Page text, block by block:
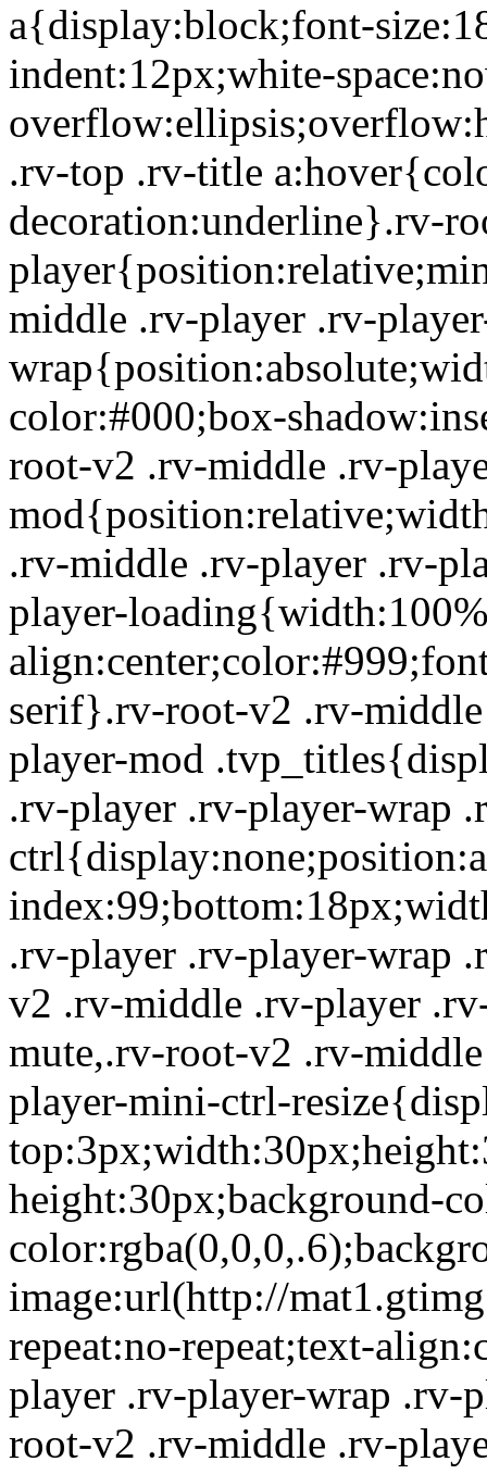
a{display:block;font-
indent:12px;white-
.rv-top .rv-title
decoration:underline}.rv-
middle .rv-player .rv-
color:#000;box-
root-v2 .rv-middle .rv-
.rv-middle .rv-player .rv-
player-
serif}.rv-root-v2 .rv-
player-mod
.rv-player .rv-player-wrap
.rv-player .rv-player-wrap
v2 .rv-middle .rv-player
mute,.rv-root-v2 .rv-
player-mini-ctrl-
height:30px;background-
image:url(http://
repeat:no-repeat;text-
player .rv-player-wrap .rv-
root-v2 .rv-middle .rv-